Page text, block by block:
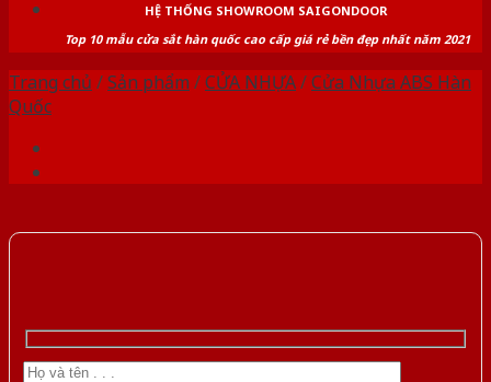
HỆ THỐNG SHOWROOM SAIGONDOOR
Top 10 mẫu cửa sắt hàn quốc cao cấp giá rẻ bền đẹp nhất năm 2021
Trang chủ /Sản phẩm /CỬA NHỰA/Cửa Nhựa ABS Hàn
Quốc